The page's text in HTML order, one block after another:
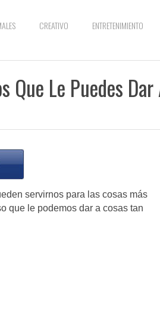
CREATIVO ENTRETENIMIENTO
Que Le Puedes Dar
servirnos para las cosas más
que le podemos dar a cosas tan